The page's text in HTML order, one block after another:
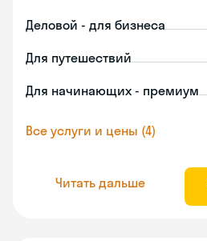
Деловой - для бизнеса
Для путешествий
Для начинающих - премиум
Все услуги и цены (4)
Читать дальше